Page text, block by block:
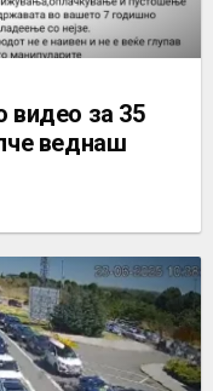
за 35
веднаш